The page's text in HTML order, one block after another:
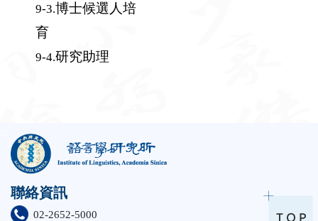
9-3.博士候選人培
育
9-4.研究助理
聯絡資訊
02-2652-5000